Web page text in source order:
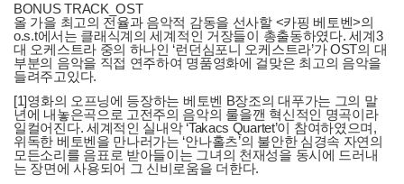
BONUS TRACK_OST
올 가을 최고의 전율과 음악적 감동을 선사할 <카핑 베토벤>의
o.s.t에서는 클래식계의 세계적인 거장들이 총출동하였다. 세계3
대 오케스트라 중의 하나인 ‘런던심포니 오케스트라’가 OST의 대
부분의 음악을 직접 연주하여 명품영화에 걸맞은 최고의 음악을
들려주고있다.
[1]영화의 오프닝에 등장하는 베토벤 B장조의 대푸가는 그의 말
년에 내놓은곡으로 고전주의 음악의 룰을깬 혁신적인 명곡이라
일컬어진다. 세계적인 실내악 ‘Takacs Quartet’이 참여하였으며,
위독한 베토벤을 만나러가는 ‘안나홀츠’의 불안한 심경속 자연의
모든소리를 음표로 받아들이는 그녀의 천재성을 동시에 드러내
는 장면에 사용되어 그 신비로움을 더한다.